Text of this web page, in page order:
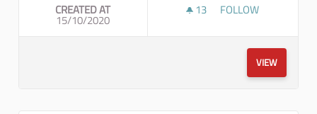
CREATED AT
15/10/2020
13 13 FOLLOWERS
FOLLOW
VIEW